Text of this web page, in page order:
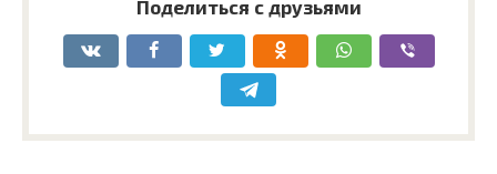
Поделиться с друзьями